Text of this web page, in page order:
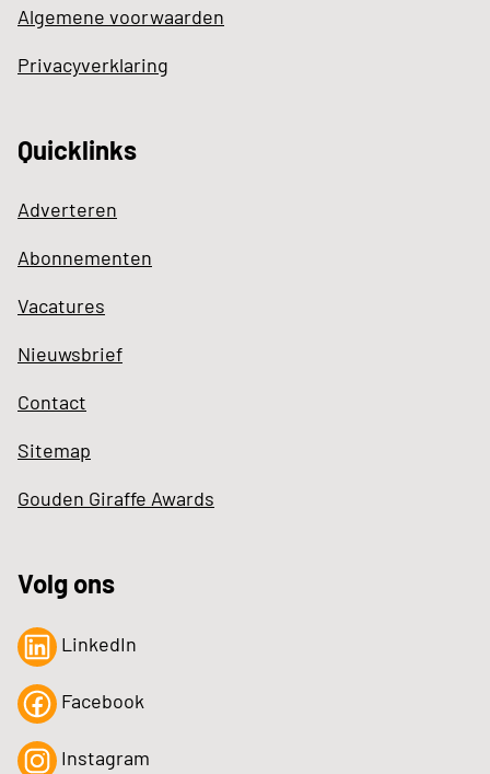
Algemene voorwaarden
Privacyverklaring
Quicklinks
Adverteren
Abonnementen
Vacatures
Nieuwsbrief
Contact
Sitemap
Gouden Giraffe Awards
Volg ons
LinkedIn
Facebook
Instagram